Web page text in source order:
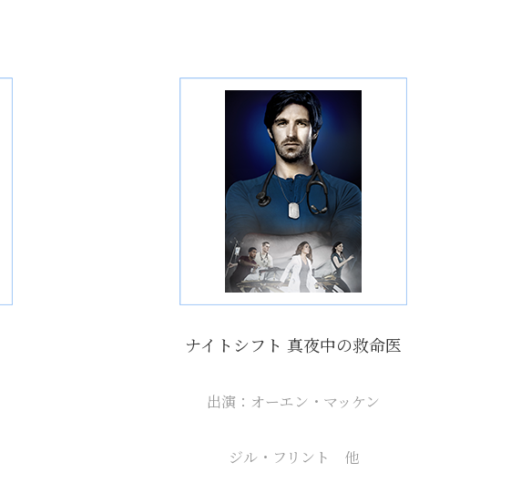
ナイトシフト 真夜中の救命医
出演：オーエン・マッケン
ジル・フリント 他